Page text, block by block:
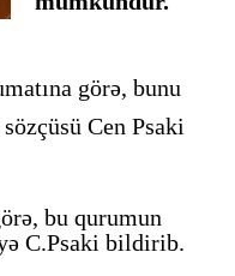
görə, bunu
Cen Psaki
bu qurumun
C.Psaki bildirib.